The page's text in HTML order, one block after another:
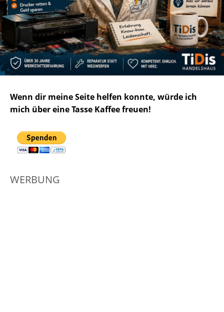
Wenn dir meine Seite helfen konnte, würde ich
mich über eine Tasse Kaffee freuen!
WERBUNG